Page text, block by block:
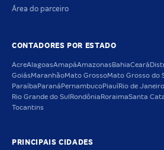
Área do parceiro
CONTADORES POR ESTADO
AcreAlagoasAmapáAmazonas BahiaCeará
GoiásMaranhãoMato GrossoMato Grosso do
Paraíba Paraná PernambucoPiauíRio de Janeiro
Rio Grande do Sul Rondônia RoraimaSanta
Tocantins
PRINCIPAIS CIDADES